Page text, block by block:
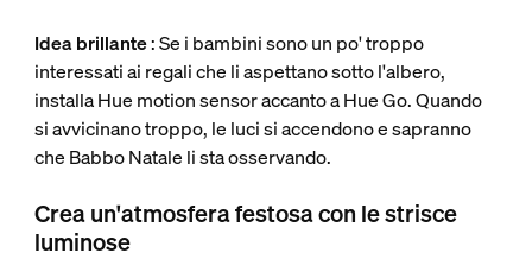
Idea brillante: Se i bambini sono un po' troppo
interessati ai regali che li aspettano sotto l'albero,
installa Hue motion sensor accanto a Hue Go. Quando
si avvicinano troppo, le luci si accendono e sapranno
che Babbo Natale li sta osservando.
Crea un'atmosfera festosa con le strisce
luminose